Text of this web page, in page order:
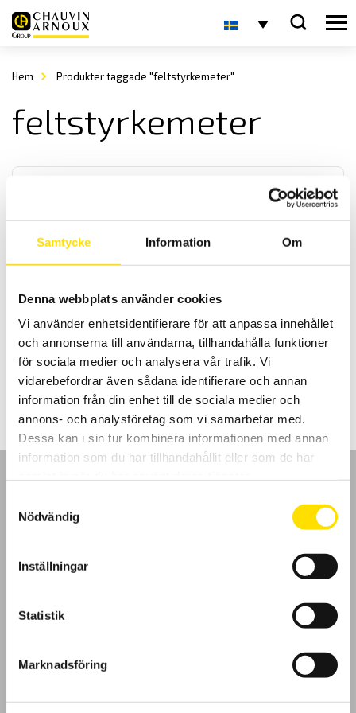
Samtycke Information Om
Denna webbplats använder cookies
Vi använder enhetsidentifierare för att anpassa innehållet
och annonserna till användarna, tillhandahålla funktioner
för sociala medier och analysera vår trafik. Vi
vidarebefordrar även sådana identifierare och annan
information från din enhet till de sociala medier och
annons- och analysföretag som vi samarbetar med.
Dessa kan i sin tur kombinera informationen med annan
information som du har tillhandahållit eller som de har
Nödvändig
Inställningar
Statistik
Marknadsföring
Hem Produkter taggade "feltstyrkemeter"
feltstyrkemeter
störning genererad av elnätet samt om ansluten utrustning stör
2,235.00 kr –4,050.00krPrisintervall:
2,235.00 kr
4,050.00 kr
LÄS MER
Kundundersökning